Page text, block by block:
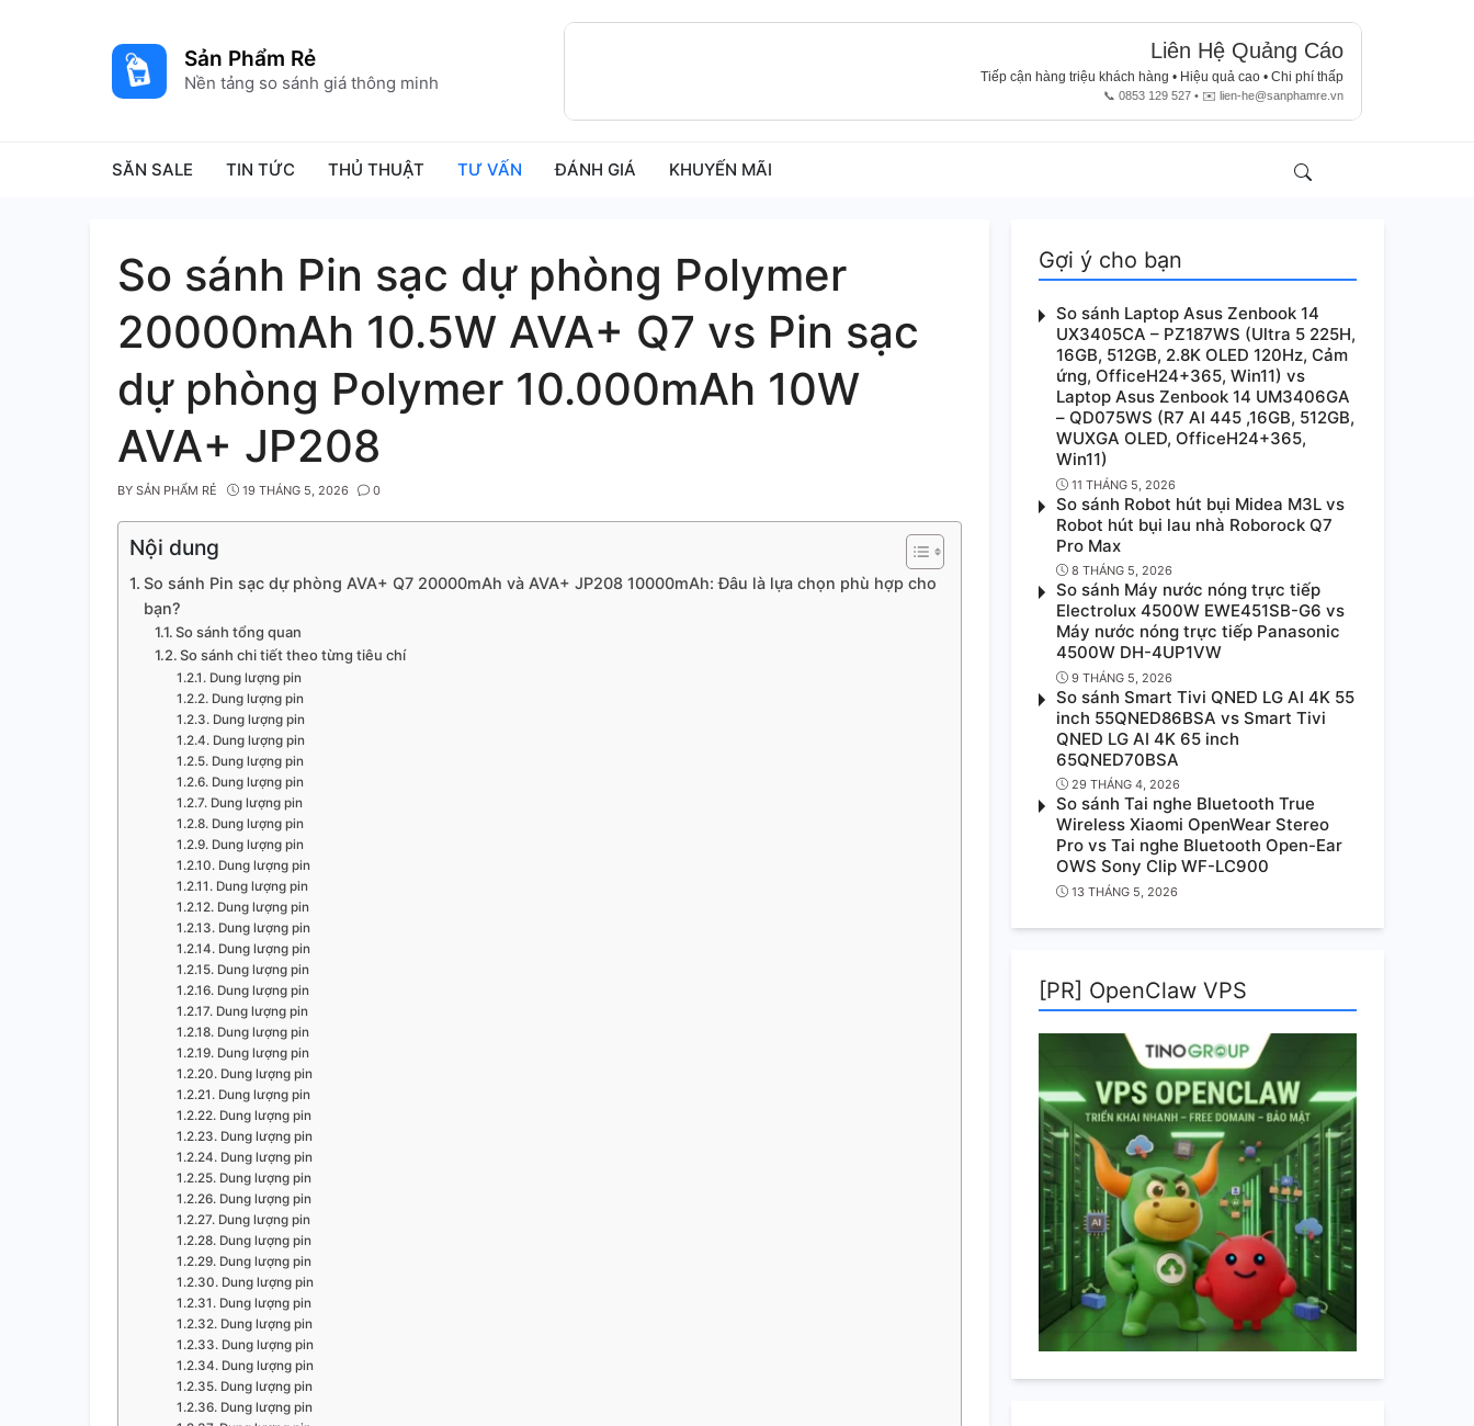
Sản Phẩm Rẻ
Nền tảng so sánh giá thông minh
Liên Hệ Quảng Cáo
Tiếp cận hàng triệu khách hàng • Hiệu quả cao • Chi phí thấp
📞 0853 129 527 • ✉️ lien-he@sanphamre.vn
SĂN SALE TIN TỨC THỦ THUẬT TƯ VẤN ĐÁNH GIÁ KHUYẾN MÃI Search
So sánh Pin sạc dự phòng Polymer
20000mAh 10.5W AVA+ Q7 vs Pin sạc
dự phòng Polymer 10.000mAh 10W
AVA+ JP208
BY SẢN PHẨM RẺ 19 THÁNG 5, 2026 0
Nội dung
So sánh Pin sạc dự phòng AVA+ Q7 20000mAh và AVA+ JP208 10000mAh: Đâu là lựa chọn phù hợp cho
bạn?
So sánh tổng quan
So sánh chi tiết theo từng tiêu chí
Dung lượng pin
Dung lượng pin
Dung lượng pin
Dung lượng pin
Dung lượng pin
Dung lượng pin
Dung lượng pin
Dung lượng pin
Dung lượng pin
Dung lượng pin
Dung lượng pin
Dung lượng pin
Dung lượng pin
Dung lượng pin
Dung lượng pin
Dung lượng pin
Dung lượng pin
Dung lượng pin
Dung lượng pin
Dung lượng pin
Dung lượng pin
Dung lượng pin
Dung lượng pin
Dung lượng pin
Dung lượng pin
Dung lượng pin
Dung lượng pin
Dung lượng pin
Dung lượng pin
Dung lượng pin
Dung lượng pin
Dung lượng pin
Dung lượng pin
Dung lượng pin
Dung lượng pin
Dung lượng pin
Gợi ý cho bạn
So sánh Laptop Asus Zenbook 14
UX3405CA – PZ187WS (Ultra 5 225H,
16GB, 512GB, 2.8K OLED 120Hz, Cảm
ứng, OfficeH24+365, Win11) vs
Laptop Asus Zenbook 14 UM3406GA
– QD075WS (R7 AI 445 ,16GB, 512GB,
WUXGA OLED, OfficeH24+365,
Win11)
11 THÁNG 5, 2026
So sánh Robot hút bụi Midea M3L vs
Robot hút bụi lau nhà Roborock Q7
Pro Max
8 THÁNG 5, 2026
So sánh Máy nước nóng trực tiếp
Electrolux 4500W EWE451SB-G6 vs
Máy nước nóng trực tiếp Panasonic
4500W DH-4UP1VW
9 THÁNG 5, 2026
So sánh Smart Tivi QNED LG AI 4K 55
inch 55QNED86BSA vs Smart Tivi
QNED LG AI 4K 65 inch
65QNED70BSA
29 THÁNG 4, 2026
So sánh Tai nghe Bluetooth True
Wireless Xiaomi OpenWear Stereo
Pro vs Tai nghe Bluetooth Open-Ear
OWS Sony Clip WF-LC900
13 THÁNG 5, 2026
[PR] OpenClaw VPS